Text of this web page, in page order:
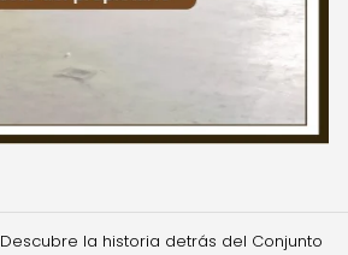
Descubre la historia detrás del Conjunto